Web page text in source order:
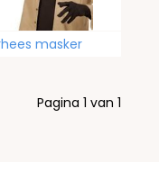
masker
Pagina 1 van 1